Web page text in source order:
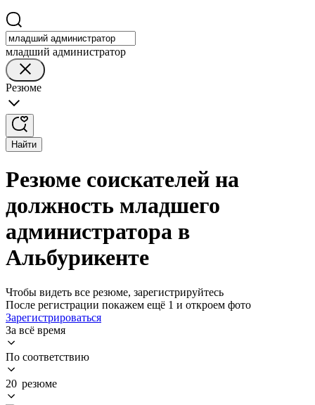
младший администратор
Резюме
Найти
Резюме соискателей на
должность младшего
администратора в
Альбурикенте
Чтобы видеть все резюме, зарегистрируйтесь
После регистрации покажем ещё 1 и откроем фото
Зарегистрироваться
За всё время
По соответствию
20 резюме